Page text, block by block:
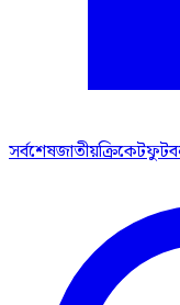
সর্বশেষজাতীয়ক্রিকেট